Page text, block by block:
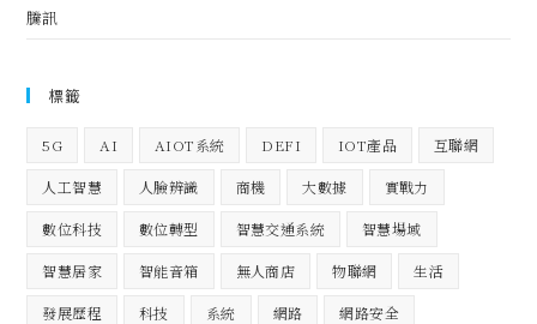
騰訊
標籤
5G AI AIOT系統 DEFI IOT產品 互聯網
人工智慧 人臉辨識 商機 大數據 實戰力
數位科技 數位轉型 智慧交通系統 智慧場域
智慧居家 智能音箱 無人商店 物聯網 生活
發展歷程 科技 系統 網路 網路安全